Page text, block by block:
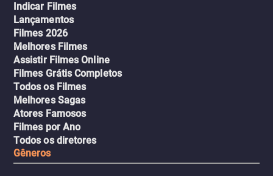
Indicar Filmes
Lançamentos
Filmes 2026
Melhores Filmes
Assistir Filmes Online
Filmes Grátis Completos
Todos os Filmes
Melhores Sagas
Atores Famosos
Filmes por Ano
Todos os diretores
Gêneros